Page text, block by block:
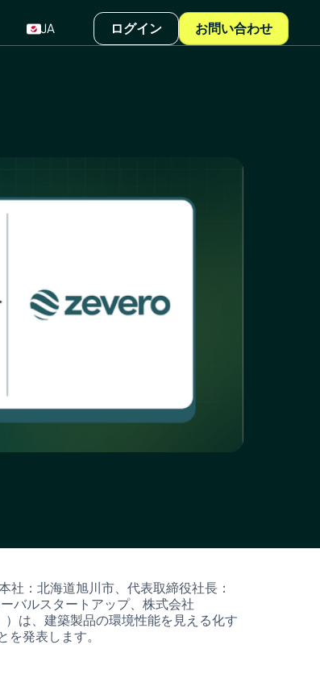
JA ログイン お問い合わせ
社：北海道旭川市、代表取締役社長：
バルスタートアップ、株式会社
は、建築製品の環境性能を見える化す
発表します。